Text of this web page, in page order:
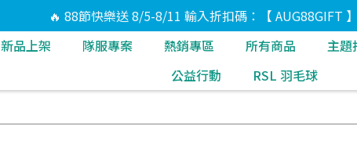
🔥 88節快樂送 8/5-8/11 輸入折扣碼：【 AUG88GIFT 】
新品上架 隊服專案 熱銷專區 所有商品 主題
公益行動
RSL 羽毛球